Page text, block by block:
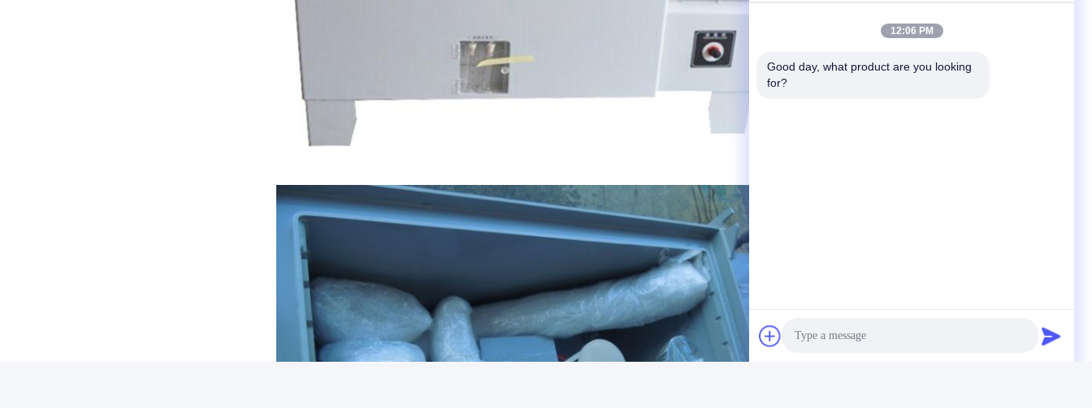
12:06 PM
Good day, what product are you looking
for?